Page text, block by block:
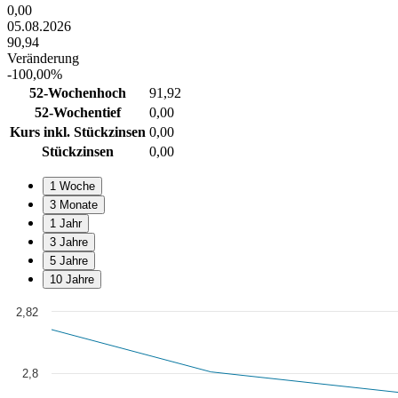
0,00
05.08.2026
90,94
Veränderung
-100,00%
52-Wochenhoch
91,92
52-Wochentief
0,00
Kurs inkl. Stückzinsen 0,00
Stückzinsen
0,00
1 Woche
3 Monate
1 Jahr
3 Jahre
5 Jahre
10 Jahre
Chart
Line chart with 7 data points.
View as data table, Chart
The chart has 1 X axis displaying Time. Data ranges from 2020-01-
2,8
2,82